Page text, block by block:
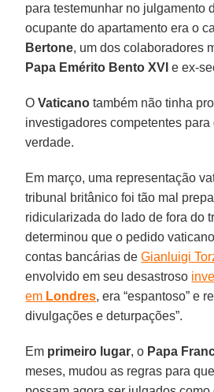
para testemunhar no julgamento
ocupante do apartamento era o
Bertone, um dos colaboradores
Papa Emérito Bento XVI e ex-
OVaticano também não tinha
investigadores competentes para
verdade.
Em março, uma representação
tribunal britânico foi tão mal
ridicularizada do lado de fora do
determinou que o pedido
contas bancárias deGianluigi
envolvido em seu desastroso
em Londres, era “espantoso” e
divulgações e deturpações”.
Em primeiro lugar, o Papa
meses, mudou as regras para